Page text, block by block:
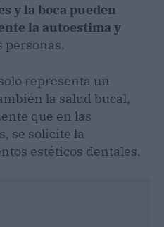
y la boca pueden
la autoestima y
personas.
representa un
la salud bucal,
que en las
se solicite la
estéticos dentales.